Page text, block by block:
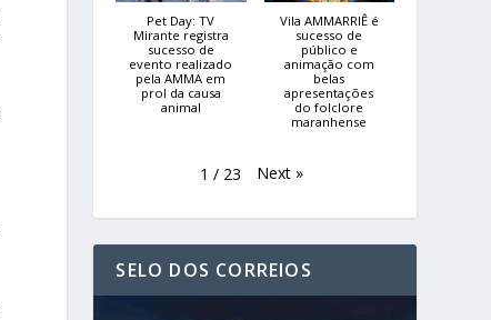
Pet Day: TV
Mirante registra
sucesso de
evento realizado
pela AMMA em
prol da causa
animal
Vila AMMARRIÊ é
sucesso de
público e
animação com
belas
apresentações
do folclore
maranhense
1 / 23 Next »
SELO DOS CORREIOS